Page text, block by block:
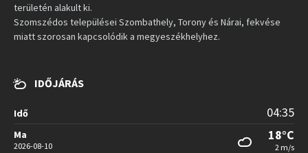
területén alakult ki.
Szomszédos települései Szombathely, Torony és Nárai, fekvése
miatt szorosan kapcsolódik a megyeszékhelyhez.
IDŐJÁRÁS
Idő 04:35
Ma
2026-08-10
18°C
2 m/s